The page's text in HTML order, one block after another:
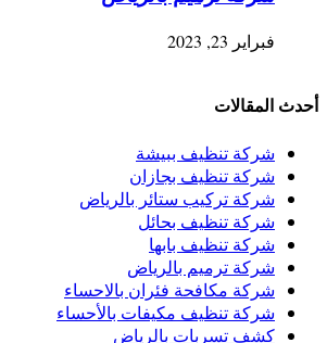
فبراير 23, 2023
أحدث المقالات
شركة تنظيف ببيشة
شركة تنظيف بجازان
شركة تركيب ستائر بالرياض
شركة تنظيف بحائل
شركة تنظيف بابها
شركة ترميم بالرياض
شركة مكافحة فئران بالاحساء
شركة تنظيف مكيفات بالأحساء
كشف تسربات بالرياض